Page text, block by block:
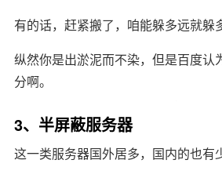
有的话，赶紧搬了，咱能躲多远就躲
纵然你是出淤泥而不染，但是百度认
分啊。
3、半屏蔽服务器
这一类服务器国外居多，国内的也有